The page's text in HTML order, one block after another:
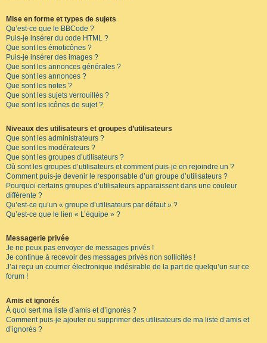
Mise en forme et types de sujets
Qu’est-ce que le BBCode ?
Puis-je insérer du code HTML ?
Que sont les émoticônes ?
Puis-je insérer des images ?
Que sont les annonces générales ?
Que sont les annonces ?
Que sont les notes ?
Que sont les sujets verrouillés ?
Que sont les icônes de sujet ?
Niveaux des utilisateurs et groupes d’utilisateurs
Que sont les administrateurs ?
Que sont les modérateurs ?
Que sont les groupes d’utilisateurs ?
Où sont les groupes d’utilisateurs et comment puis-je en rejoindre un ?
Comment puis-je devenir le responsable d’un groupe d’utilisateurs ?
Pourquoi certains groupes d’utilisateurs apparaissent dans une couleur
différente ?
Qu’est-ce qu’un « groupe d’utilisateurs par défaut » ?
Qu’est-ce que le lien « L’équipe » ?
Messagerie privée
Je ne peux pas envoyer de messages privés !
Je continue à recevoir des messages privés non sollicités !
J’ai reçu un courrier électronique indésirable de la part de quelqu’un sur ce
forum !
Amis et ignorés
À quoi sert ma liste d’amis et d’ignorés ?
Comment puis-je ajouter ou supprimer des utilisateurs de ma liste d’amis et
d’ignorés ?